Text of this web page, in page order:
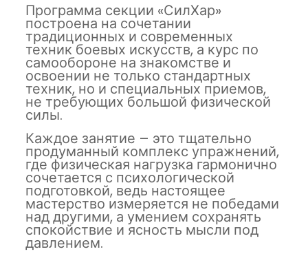
Программа секции «СилХар»
построена на сочетании
традиционных и современных
техник боевых искусств, а курс по
самообороне на знакомстве и
освоении не только стандартных
техник, но и специальных приемов,
не требующих большой физической
силы.
Каждое занятие – это тщательно
продуманный комплекс упражнений,
где физическая нагрузка гармонично
сочетается с психологической
подготовкой, ведь настоящее
мастерство измеряется не победами
над другими, а умением сохранять
спокойствие и ясность мысли под
давлением.